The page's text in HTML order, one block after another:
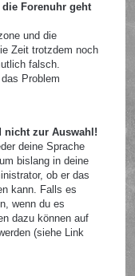
die Forenuhr geht
und die
Zeit trotzdem noch
falsch.
Problem
nicht zur Auswahl!
deine Sprache
bislang in deine
ob er das
kann. Falls es
wenn du es
dazu können auf
(siehe Link